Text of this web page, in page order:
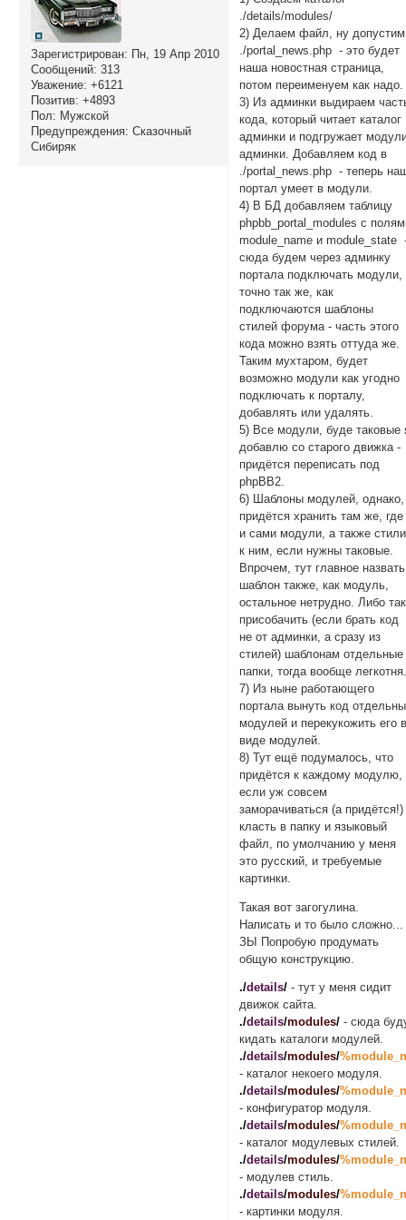
Зарегистрирован: Пн, 19 Апр 2010
Сообщений: 313
Уважение: +6121
Позитив: +4893
Пол: Мужской
Предупреждения: Сказочный
Сибиряк
./details/modules/
2) Делаем файл, ну
./portal_news.php - это будет
наша новостная страница,
потом переименуем как надо.
3) Из админки выдираем
кода, который читает каталог
админки и подгружает
админки. Добавляем код в
./portal_news.php - теперь
портал умеет в модули.
4) В БД добавляем таблицу
phpbb_portal_modules с
module_name и module_state
сюда будем через админку
портала подключать модули,
точно так же, как
подключаются шаблоны
стилей форума - часть этого
кода можно взять оттуда же.
Таким мухтаром, будет
возможно модули как угодно
подключать к порталу,
добавлять или удалять.
5) Все модули, буде таковые
добавлю со старого движка -
придётся переписать под
phpBB2.
6) Шаблоны модулей, однако,
придётся хранить там же, где
и сами модули, а также стили
к ним, если нужны таковые.
Впрочем, тут главное назвать
шаблон также, как модуль,
остальное нетрудно. Либо
присобачить (если брать код
не от админки, а сразу из
стилей) шаблонам отдельные
папки, тогда вообще
7) Из ныне работающего
портала вынуть код
модулей и перекукожить его
виде модулей.
8) Тут ещё подумалось, что
придётся к каждому модулю,
если уж совсем
заморачиваться (а придётся!)
класть в папку и языковый
файл, по умолчанию у меня
это русский, и требуемые
картинки.
Такая вот загогулина.
Написать и то было сложно...
ЗЫ Попробую продумать
общую конструкцию.
./details/ - тут у меня сидит
движок сайта.
./details/modules/ - сюда
кидать каталоги модулей.
./details/modules/
- каталог некоего модуля.
./details/modules/
- конфигуратор модуля.
./details/modules/
- каталог модулевых стилей.
./details/modules/
- модулев стиль.
./details/modules/
- картинки модуля.